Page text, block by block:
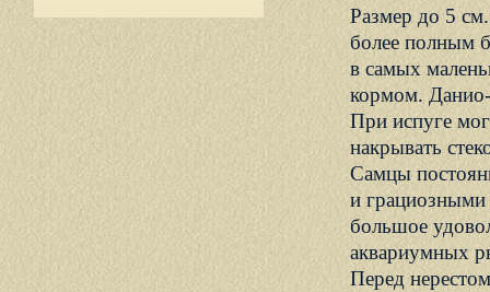
Размер до 5
более полным
в самых
кормом.
При испуге
накрывать
Самцы
и грациозными
большое
аквариумных
Перед